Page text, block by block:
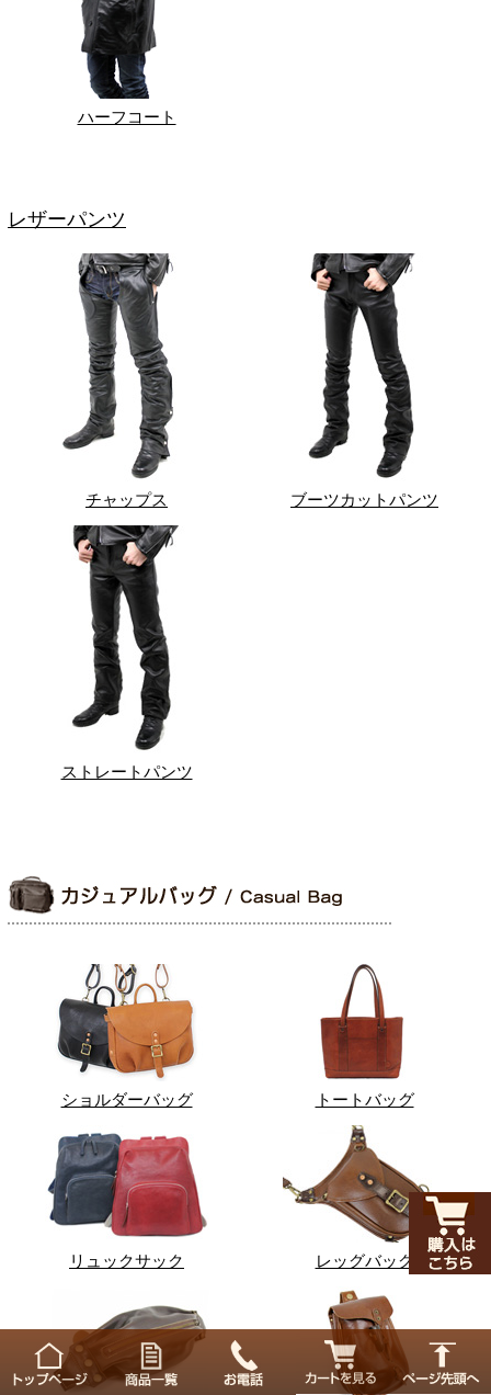
ハーフコート
レザーパンツ
チャップス ブーツカットパンツ
ストレートパンツ
ショルダーバッグ トートバッグ
リュックサック レッグバッグ